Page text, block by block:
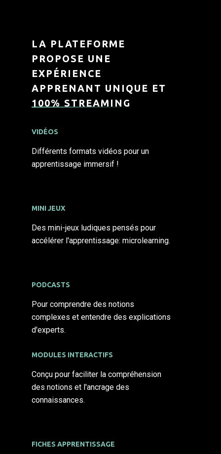
LA PLATEFORME
PROPOSE UNE
EXPÉRIENCE
APPRENANT UNIQUE ET
100% STREAMING
VIDÉOS
Différents formats vidéos pour un
apprentissage immersif !
MINI JEUX
Des mini-jeux ludiques pensés pour
accélérer l'apprentissage: microlearning.
PODCASTS
Pour comprendre des notions
complexes et entendre des explications
d'experts.
MODULES INTERACTIFS
Conçu pour faciliter la compréhension
des notions et l'ancrage des
connaissances.
FICHES APPRENTISSAGE